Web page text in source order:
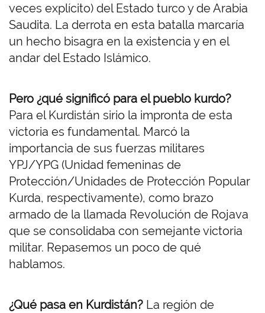
veces explícito) del Estado turco y de Arabia
Saudita. La derrota en esta batalla marcaría
un hecho bisagra en la existencia y en el
andar del Estado Islámico.
Pero ¿qué significó para el pueblo kurdo?
Para el Kurdistán sirio la impronta de esta
victoria es fundamental. Marcó la
importancia de sus fuerzas militares
YPJ/YPG (Unidad femeninas de
Protección/Unidades de Protección Popular
Kurda, respectivamente), como brazo
armado de la llamada Revolución de Rojava
que se consolidaba con semejante victoria
militar. Repasemos un poco de qué
hablamos.
¿Qué pasa en Kurdistán? La región de